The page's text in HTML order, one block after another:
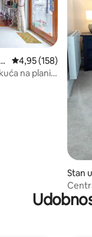
prosječna ocjena
4,95 (158)
na planini
Stan